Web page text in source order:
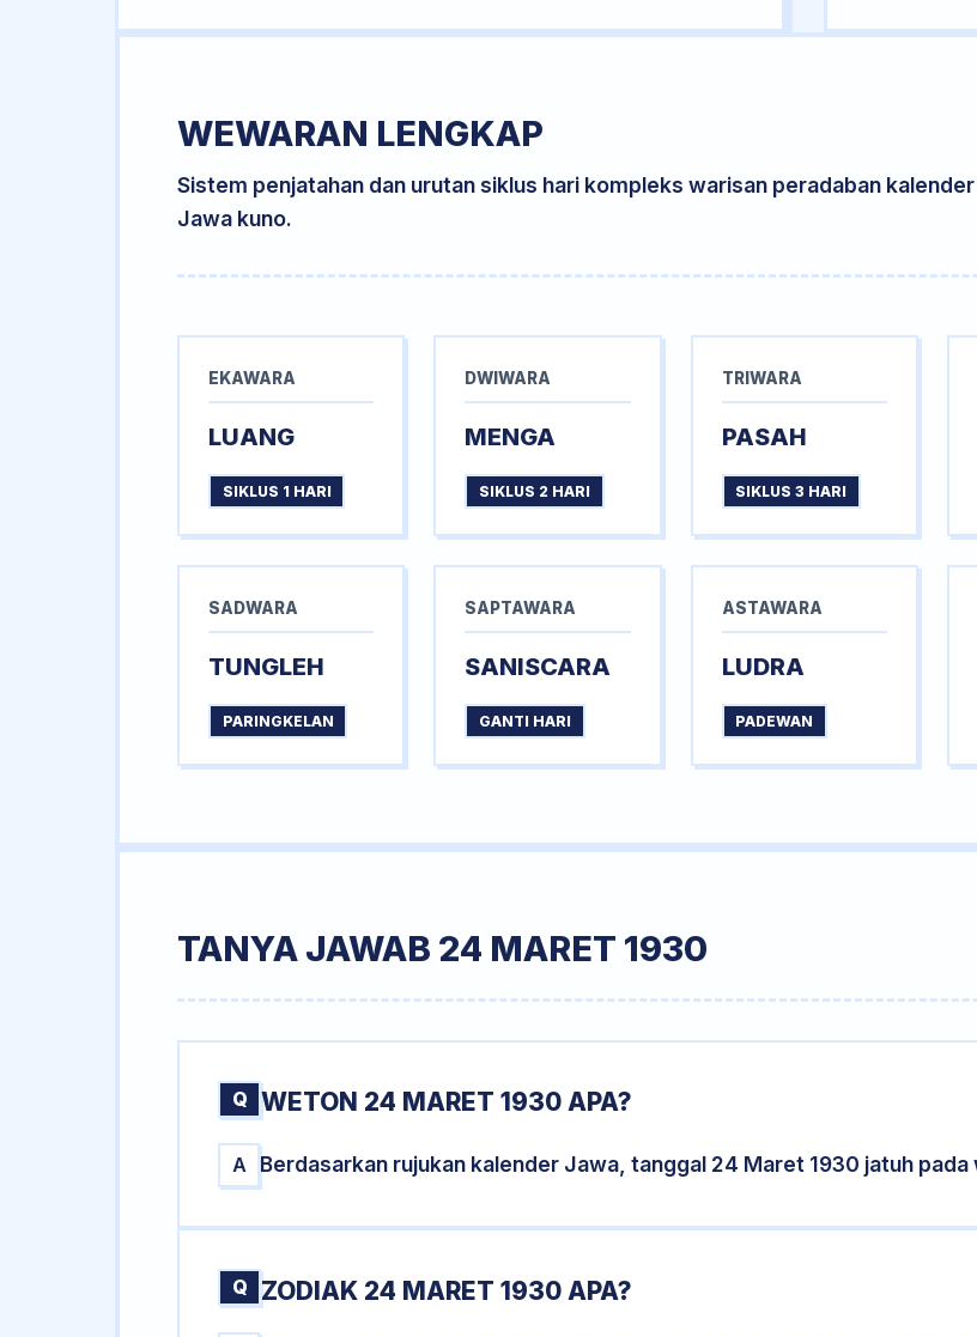
WEWARAN LENGKAP
Sistem penjatahan dan urutan siklus hari kompleks warisan peradaban kalender
Jawa kuno.
EKAWARA
LUANG
SIKLUS 1 HARI
DWIWARA
MENGA
SIKLUS 2 HARI
TRIWARA
PASAH
SIKLUS 3 HARI
SADWARA
TUNGLEH
PARINGKELAN
SAPTAWARA
SANISCARA
GANTI HARI
ASTAWARA
LUDRA
PADEWAN
TANYA JAWAB 24 MARET 1930
Q WETON 24 MARET 1930 APA?
A Berdasarkan rujukan kalender Jawa, tanggal 24 Maret 1930 jatuh
Q ZODIAK 24 MARET 1930 APA?